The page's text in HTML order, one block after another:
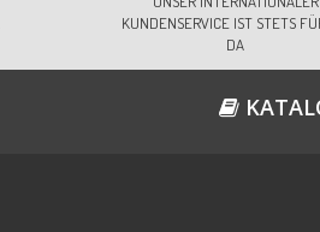
KUNDENSERVICE IST STETS
DA